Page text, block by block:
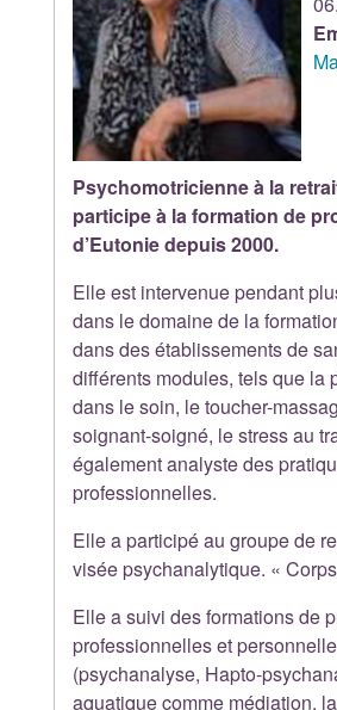
Psychomotricienne à la
participe à la formation de
d’Eutonie depuis 2000.
Elle est intervenue pendant
dans le domaine de la
dans des établissements de
différents modules, tels que la
dans le soin, le toucher-
soignant-soigné, le stress au
également analyste des
professionnelles.
Elle a participé au groupe de
visée psychanalytique. «
Elle a suivi des formations de
professionnelles et
(psychanalyse, Hapto-
aquatique comme médiation,